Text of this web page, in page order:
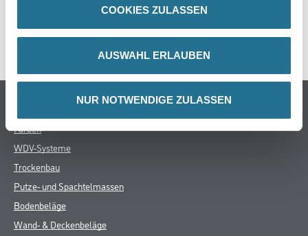
COOKIES ZULASSEN
AUSWAHL ERLAUBEN
NUR NOTWENDIGE ZULASSEN
GEFAHRENHINWEISE
Online-Shop
Farben
WDV-Systeme
Trockenbau
Putze- und Spachtelmassen
Bodenbeläge
Wand- & Deckenbeläge